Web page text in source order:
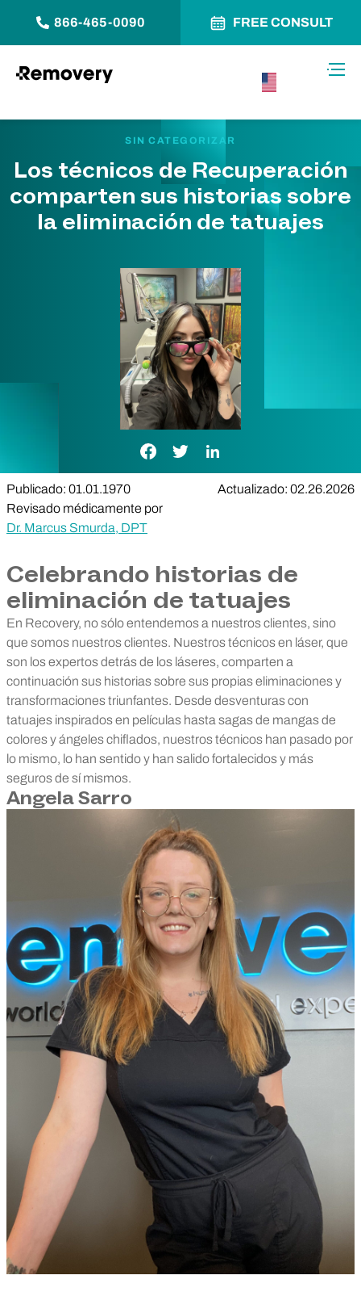
866-465-0090 FREE CONSULT
SIN CATEGORIZAR
Los técnicos de Recuperación
comparten sus historias sobre
la eliminación de tatuajes
Enlace de Facebook
Enlace de Twitter
Enlace de LinkedIn
Publicado: 01.01.1970
Actualizado: 02.26.2026
Revisado médicamente por
Dr. Marcus Smurda, DPT
Celebrando historias de
eliminación de tatuajes
En Recovery, no sólo entendemos a nuestros clientes, sino
que somos nuestros clientes. Nuestros técnicos en láser, que
son los expertos detrás de los láseres, comparten a
continuación sus historias sobre sus propias eliminaciones y
transformaciones triunfantes. Desde desventuras con
tatuajes inspirados en películas hasta sagas de mangas de
colores y ángeles chiflados, nuestros técnicos han pasado por
lo mismo, lo han sentido y han salido fortalecidos y más
seguros de sí mismos.
Angela Sarro